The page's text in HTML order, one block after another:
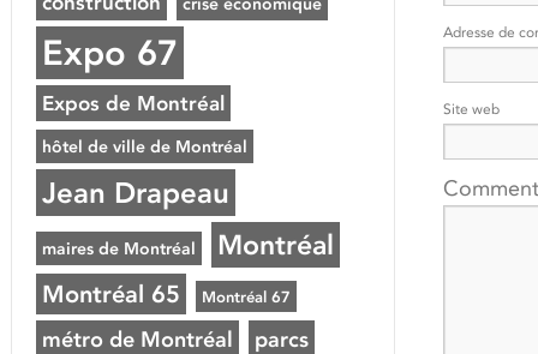
Adresse de
Site web
Expo 67
Expos de Montréal
hôtel de ville de Montréal
Jean Drapeau
maires de Montréal Montréal
Montréal 65 Montréal 67
métro de Montréal parcs